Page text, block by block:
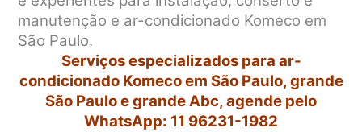
manutenção e ar-condicionado Komeco em
São Paulo.
Serviços especializados para ar-
condicionado Komeco em São Paulo, grande
São Paulo e grande Abc, agende pelo
WhatsApp: 11 96231-1982